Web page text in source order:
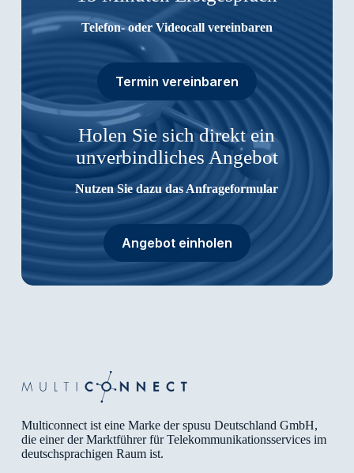
Telefon- oder Videocall vereinbaren
Termin vereinbaren
Holen Sie sich direkt ein
unverbindliches Angebot
Nutzen Sie dazu das Anfrageformular
Angebot einholen
Multiconnect ist eine Marke der spusu Deutschland GmbH,
die einer der Marktführer für Telekommunikationsservices im
deutschsprachigen Raum ist.